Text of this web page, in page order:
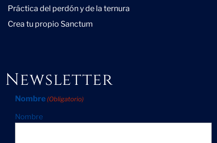
Práctica del perdón y de la ternura
Crea tu propio Sanctum
Newsletter
Nombre (Obligatorio)
Nombre